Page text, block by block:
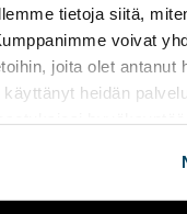
tietoja siitä,
voivat
joita olet antanut
heidän